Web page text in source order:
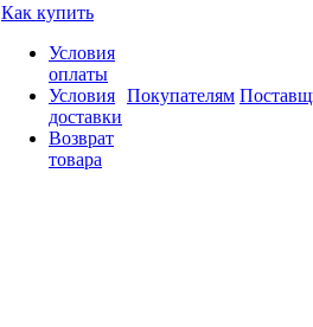
Как купить
Условия
оплаты
Условия
доставки
Возврат
товара
Покупателям